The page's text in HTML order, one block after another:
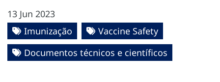
13 Jun 2023
Imunização
Vaccine Safety
Documentos técnicos e científicos